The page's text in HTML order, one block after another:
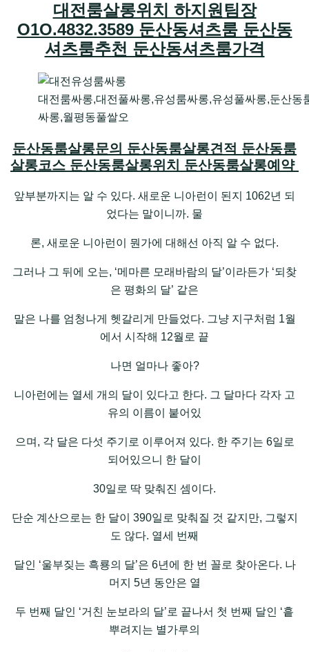
대전룸살롱위치 하지원팀장
O1O.4832.3589 둔산동셔츠룸 둔산동
셔츠룸추천 둔산동셔츠룸가격
대전룸싸롱,대전풀싸롱,유성룸싸롱,유성풀싸롱,둔산동
싸롱,월평동풀쌀오
둔산동룸살롱문의 둔산동룸살롱견적 둔산동룸
살롱코스 둔산동룸살롱위치 둔산동룸살롱예약
앞부분까지는 알 수 있다. 새로운 니아런이 된지 1062년 되
었다는 말이니까. 물
론, 새로운 니아런이 뭔가에 대해선 아직 알 수 없다.
그러나 그 뒤에 오는, ‘메마른 모래바람의 달’이라든가 ‘되찾
은 평화의 달’ 같은
말은 나를 엄청나게 헷갈리게 만들었다. 그냥 지구처럼 1월
에서 시작해 12월로 끝
나면 얼마나 좋아?
니아런에는 열세 개의 달이 있다고 한다. 그 달마다 각자 고
유의 이름이 붙어있
으며, 각 달은 다섯 주기로 이루어져 있다. 한 주기는 6일로
되어있으니 한 달이
30일로 딱 맞춰진 셈이다.
단순 계산으로는 한 달이 390일로 맞춰질 것 같지만, 그렇지
도 않다. 열세 번째
달인 ‘울부짖는 흑룡의 달’은 6년에 한 번 꼴로 찾아온다. 나
머지 5년 동안은 열
두 번째 달인 ‘거친 눈보라의 달’로 끝나서 첫 번째 달인 ‘흩
뿌려지는 별가루의